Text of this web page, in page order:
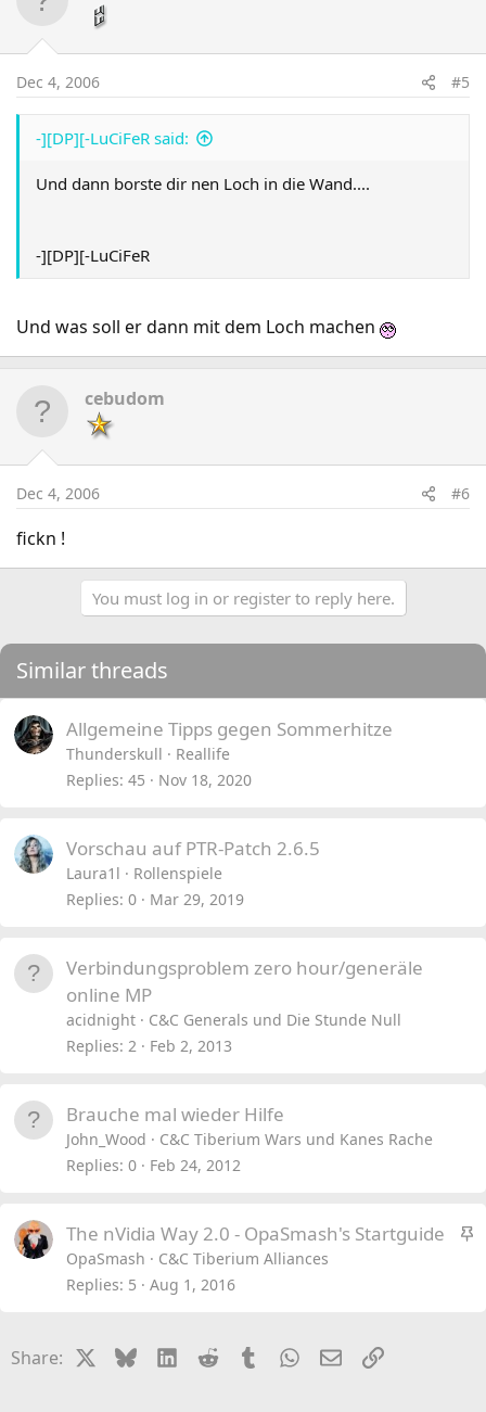
Dec 4, 2006 #5
-][DP][-LuCiFeR said:
Und dann borste dir nen Loch in die Wand....
-][DP][-LuCiFeR
Und was soll er dann mit dem Loch machen
cebudom
Dec 4, 2006 #6
fickn !
You must log in or register to reply here.
Similar threads
Allgemeine Tipps gegen Sommerhitze
Thunderskull
Reallife
Replies 45 Nov 18, 2020
Vorschau auf PTR-Patch 2.6.5
Laura1l
Rollenspiele
Replies 0 Mar 29, 2019
Verbindungsproblem zero hour/generäle
online MP
acidnight
C&C Generals und Die Stunde Null
Replies 2 Feb 2, 2013
Brauche mal wieder Hilfe
John_Wood
C&C Tiberium Wars und Kanes Rache
Replies 0 Feb 24, 2012
S
The nVidia Way 2.0 - OpaSmash's Startguide
OpaSmash
C&C Tiberium Alliances
Replies 5 Aug 1, 2016
Share: BlueskyLinkedIn
Reddit TumblrWhatsApp
EmailLink